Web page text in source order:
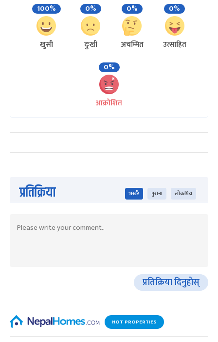
100%
खुसी
0%
दुःखी
0%
अचम्मित
0%
उत्साहित
0%
आक्रोशित
प्रतिक्रिया भर्खरै पुराना लोकप्रिय
प्रतिक्रिया दिनुहोस्
HOT PROPERTIES